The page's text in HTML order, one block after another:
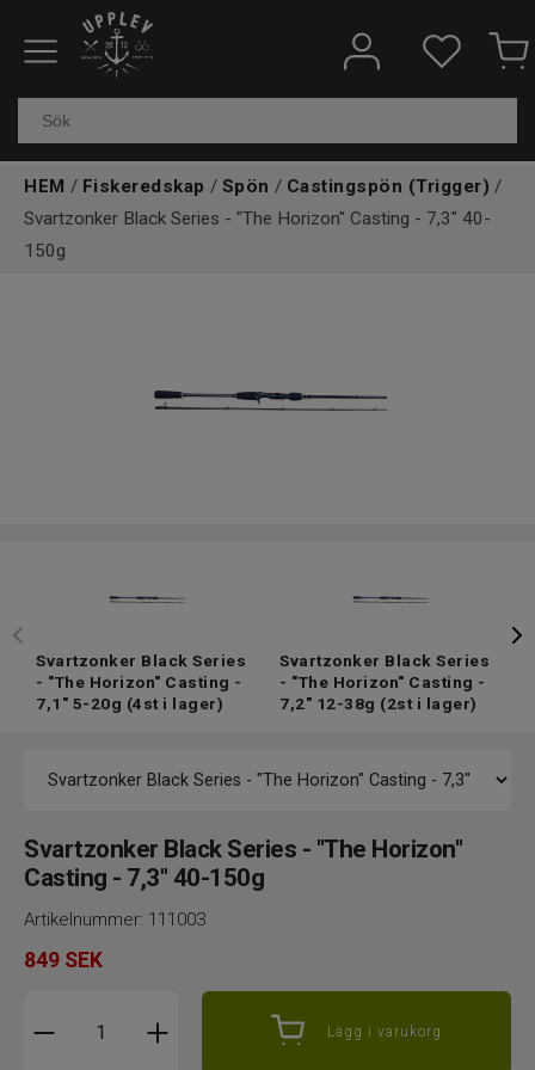
Fiskeredskap
Kläder & skor
Båtar
HEM / Fiskeredskap / Spön / Castingspön (Trigger) /
Svartzonker Black Series - "The Horizon" Casting - 7,3" 40-
150g
Svartzonker Black Series
- "The Horizon" Casting -
7,1" 5-20g (4st i lager)
Svartzonker Black Series
- "The Horizon" Casting -
7,2" 12-38g (2st i lager)
Svartzonker Black Series - "The Horizon"
Casting - 7,3" 40-150g
Artikelnummer: 111003
849 SEK
Lägg i varukorg